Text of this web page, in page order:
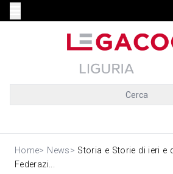
Cerca
Home> News> Storia e Storie di ieri e
Federazi...